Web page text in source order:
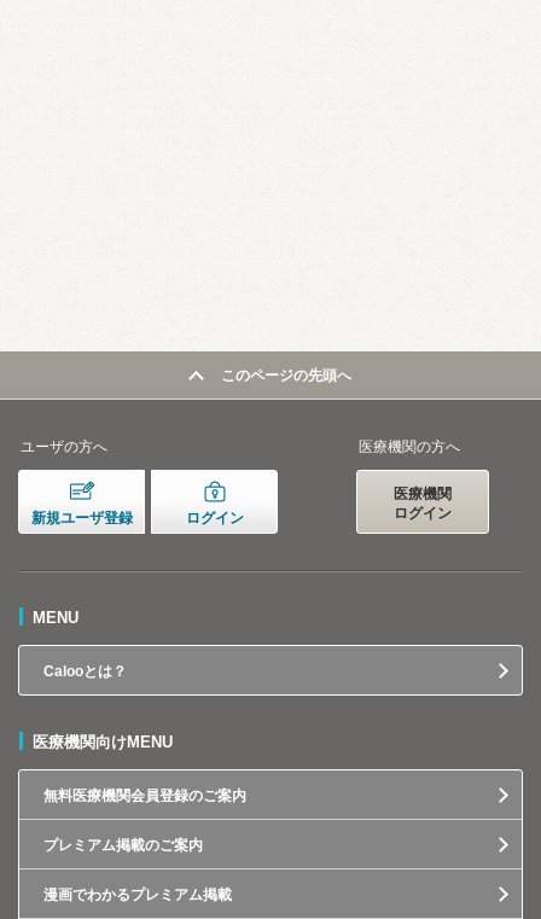
このページの先頭へ
ユーザの方へ
新規ユーザ登録 ログイン
医療機関の方へ
医療機関
ログイン
MENU
Calooとは？
医療機関向けMENU
無料医療機関会員登録のご案内
プレミアム掲載のご案内
漫画でわかるプレミアム掲載